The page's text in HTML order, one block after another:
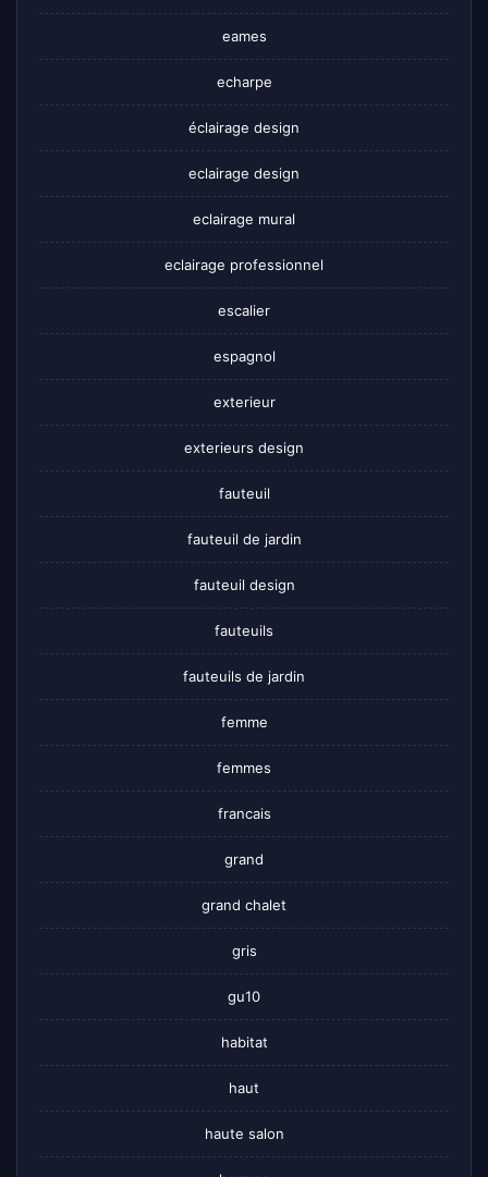
eames
echarpe
éclairage design
eclairage design
eclairage mural
eclairage professionnel
escalier
espagnol
exterieur
exterieurs design
fauteuil
fauteuil de jardin
fauteuil design
fauteuils
fauteuils de jardin
femme
femmes
francais
grand
grand chalet
gris
gu10
habitat
haut
haute salon